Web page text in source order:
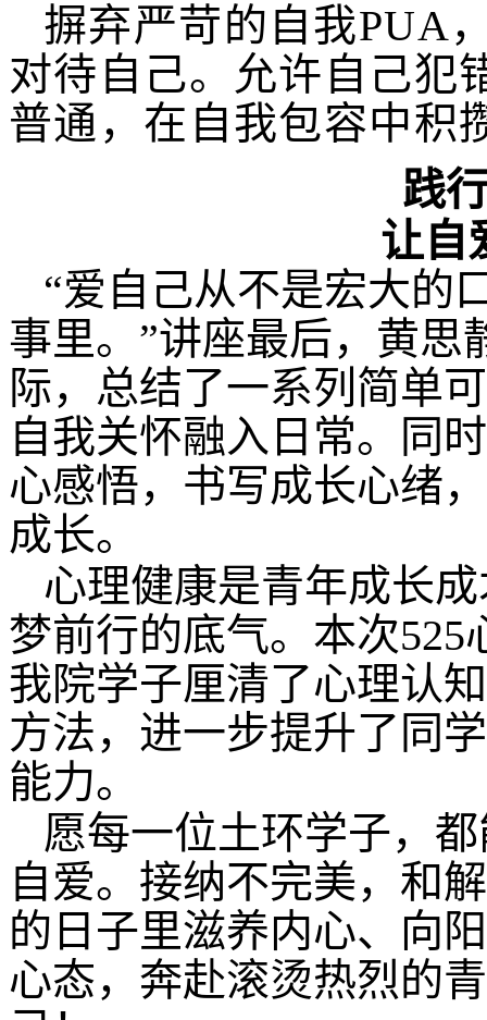
摒弃严苛的自我PUA
对待自己。允许自己犯
普通，在自我包容中积
践
让自
“爱自己从不是宏大的
事里。”讲座最后，黄思
际，总结了一系列简单
自我关怀融入日常。同
心感悟，书写成长心绪
成长。
心理健康是青年成长
梦前行的底气。本次
我院学子厘清了心理认
方法，进一步提升了同
能力。
愿每一位土环学子，
自爱。接纳不完美，和
的日子里滋养内心、向
心态，奔赴滚烫热烈的